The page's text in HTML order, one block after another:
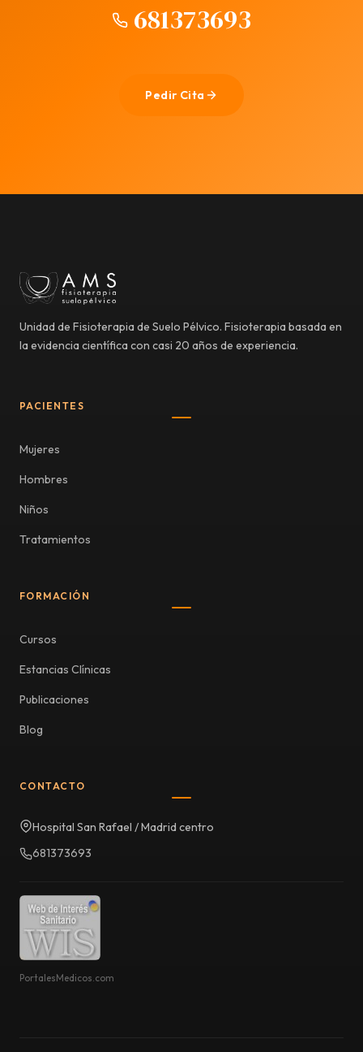
681373693
Pedir Cita
Unidad de Fisioterapia de Suelo Pélvico. Fisioterapia basada en
la evidencia científica con casi 20 años de experiencia.
PACIENTES
Mujeres
Hombres
Niños
Tratamientos
FORMACIÓN
Cursos
Estancias Clínicas
Publicaciones
Blog
CONTACTO
Hospital San Rafael / Madrid centro
681373693
PortalesMedicos.com